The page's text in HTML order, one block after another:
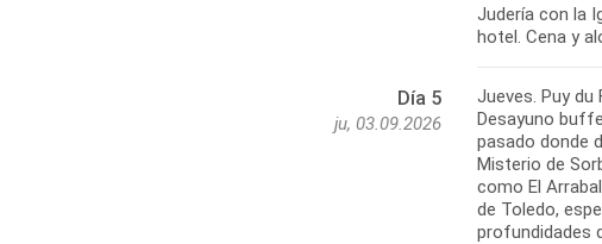
Judería con la
Día 5
ju, 03.09.2026
Jueves. Puy
Desayuno
pasado donde
Misterio de
como El
de Toledo,
profundidades